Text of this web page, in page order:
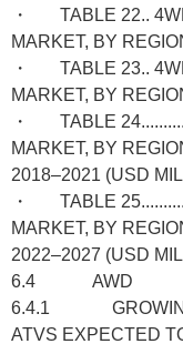
・ TABLE 22..
MARKET, BY
・ TABLE 23..
MARKET, BY
・ TABLE
MARKET, BY
2018–2021 (USD
・ TABLE
MARKET, BY
2022–2027 (USD
6.4 AWD
6.4.1 GROWING
ATVS EXPECTED